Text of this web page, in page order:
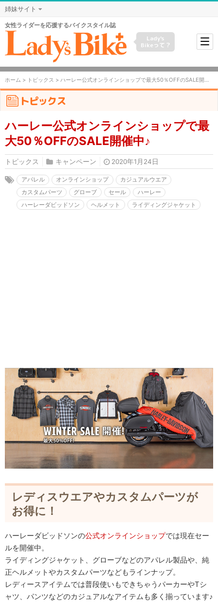
姉妹サイト
女性ライダーを応援するバイクスタイル誌
Lady's
Bikeって？
ホーム > トピックス > ハーレー公式オンラインショップで最大50％OFFのSALE開催中♪
トピックス
ハーレー公式オンラインショップで最
大50％OFFのSALE開催中♪
トピックス キャンペーン 2020年1月24日
アパレル オンラインショップ
カジュアルウエア
カスタムパーツ
グローブ セール
ハーレー
ハーレーダビッドソン
ヘルメット ライディングジャケット
レディスウエアやカスタムパーツが
お得に！
ハーレーダビッドソンの公式オンラインショップでは現在セー
ルを開催中。
ライディングジャケット、グローブなどのアパレル製品や、純
正ヘルメットやカスタムパーツなどもラインナップ。
レディースアイテムでは普段使いもできちゃうパーカーやTシ
ャツ、パンツなどのカジュアルなアイテムも多く揃っています♪